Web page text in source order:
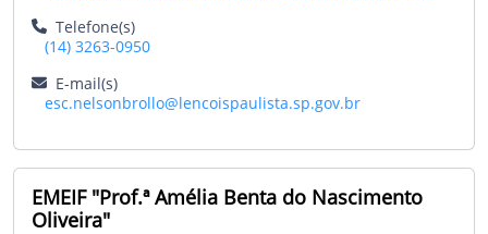
Telefone(s)
(14) 3263-0950
E-mail(s)
esc.nelsonbrollo@lencoispaulista.sp.gov.br
EMEIF "Prof.ª Amélia Benta do Nascimento
Oliveira"